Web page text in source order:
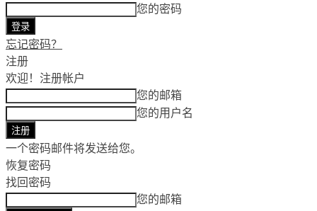
您的密码
忘记密码？
注册
欢迎！ 注册帐户
您的邮箱
您的用户名
一个密码邮件将发送给您。
恢复密码
找回密码
您的邮箱